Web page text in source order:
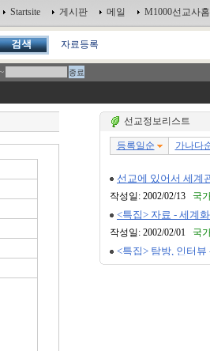
Startsite 게시판 메일 M1000선교사홈
자료등록
~
선교정보리스트